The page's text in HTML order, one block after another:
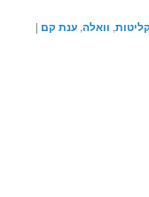
, וואלה,ענת קם |